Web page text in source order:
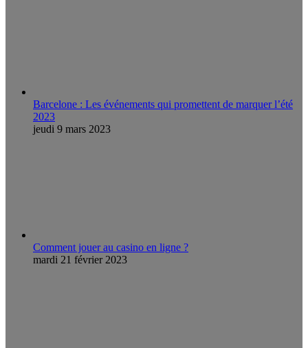
Barcelone : Les événements qui promettent de marquer l’été
2023
jeudi 9 mars 2023
Comment jouer au casino en ligne ?
mardi 21 février 2023